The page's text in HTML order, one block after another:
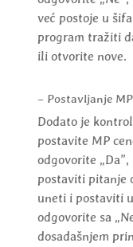
već postoje u
program tražiti
ili otvorite nove.
– Postavljanje
Dodato je
postavite MP
odgovorite
postaviti pitanje
uneti i postaviti
odgovorite sa
dosadašnjem